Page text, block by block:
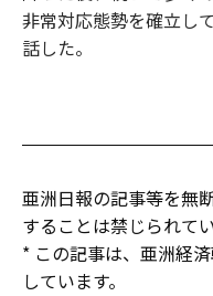
非常対応態勢を確立し
話した。
亜洲日報の記事等を無
することは禁じられてい
* この記事は、亜洲経
しています。